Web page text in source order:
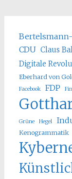
CDU Claus
Digitale
Eberhard von
Facebook FDP
Grüne Hegel
Kenogrammatik